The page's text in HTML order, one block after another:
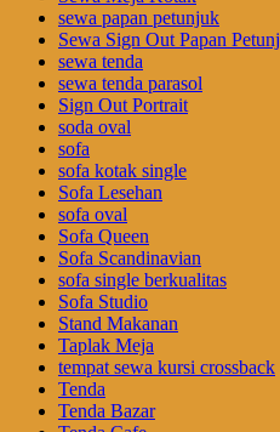
sewa papan petunjuk
Sewa Sign Out Papan
sewa tenda
sewa tenda parasol
Sign Out Portrait
soda oval
sofa
sofa kotak single
Sofa Lesehan
sofa oval
Sofa Queen
Sofa Scandinavian
sofa single berkualitas
Sofa Studio
Stand Makanan
Taplak Meja
tempat sewa kursi crossback
Tenda
Tenda Bazar